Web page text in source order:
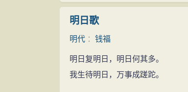
明日歌
明代 ： 钱福
明日复明日，明日何其多。
我生待明日，万事成蹉跎。